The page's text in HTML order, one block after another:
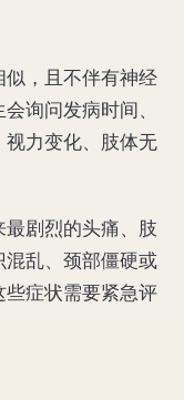
，且不伴有神经
询问发病时间、
力变化、肢体无
剧烈的头痛、肢
乱、颈部僵硬或
症状需要紧急评